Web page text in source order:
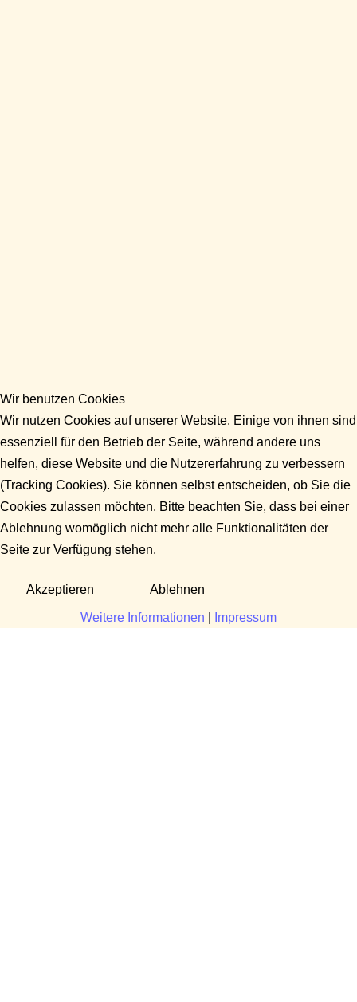
Wir benutzen Cookies
Wir nutzen Cookies auf unserer Website. Einige von ihnen sind
essenziell für den Betrieb der Seite, während andere uns
helfen, diese Website und die Nutzererfahrung zu verbessern
(Tracking Cookies). Sie können selbst entscheiden, ob Sie die
Cookies zulassen möchten. Bitte beachten Sie, dass bei einer
Ablehnung womöglich nicht mehr alle Funktionalitäten der
Seite zur Verfügung stehen.
Akzeptieren Ablehnen
Weitere Informationen Impressum